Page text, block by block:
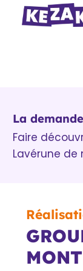
La
Faire
Lavérune de